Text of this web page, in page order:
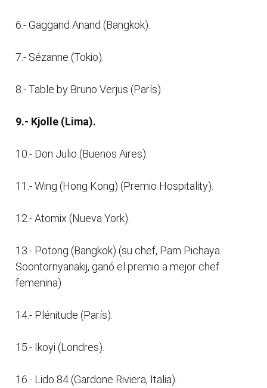
6.- Gaggand Anand (Bangkok).
7.- Sézanne (Tokio).
8.- Table by Bruno Verjus (París).
9.- Kjolle (Lima).
10.- Don Julio (Buenos Aires).
11.- Wing (Hong Kong) (Premio Hospitality).
12.- Atomix (Nueva York).
13.- Potong (Bangkok) (su chef, Pam Pichaya
Soontornyanakij, ganó el premio a mejor chef
femenina)
14.- Plénitude (París).
15.- Ikoyi (Londres).
16.- Lido 84 (Gardone Riviera, Italia).